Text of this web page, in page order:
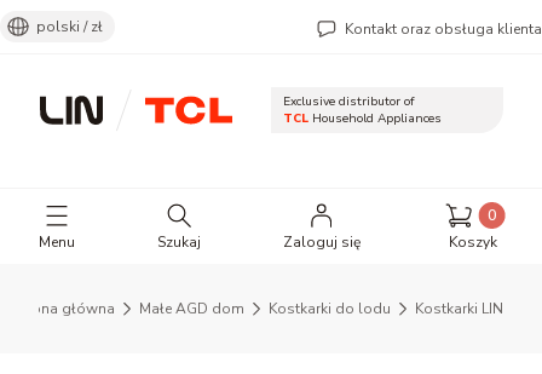
polski / zł Kontakt oraz obsługa klienta
Exclusive distributor of
TCL Household Appliances
Menu
Otwórz wyszukiwarkę
Szukaj Zaloguj się
Produkty
Koszyk
Strona główna Małe AGD dom Kostkarki do lodu Kostkarki LIN